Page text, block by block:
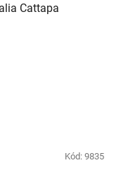
Cattapa
Kód: 9835